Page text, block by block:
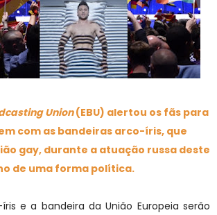
Union(EBU) alertou os fãs para
com as bandeiras arco-íris, que
gay, durante a atuação russa deste
de uma forma política.
e a bandeira da União Europeia serão